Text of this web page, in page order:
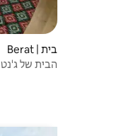
בית | Berat
הבית של ג'נט